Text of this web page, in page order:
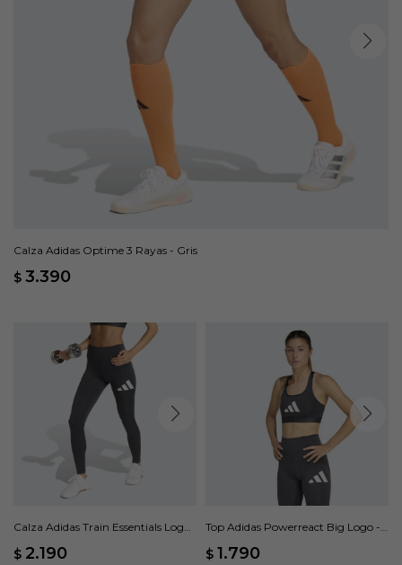
Calza Adidas Optime 3 Rayas - Gris
$ 3.390
Calza Adidas Train Essentials Logo
$ 2.190
Top Adidas Powerreact Big Logo -
$ 1.790